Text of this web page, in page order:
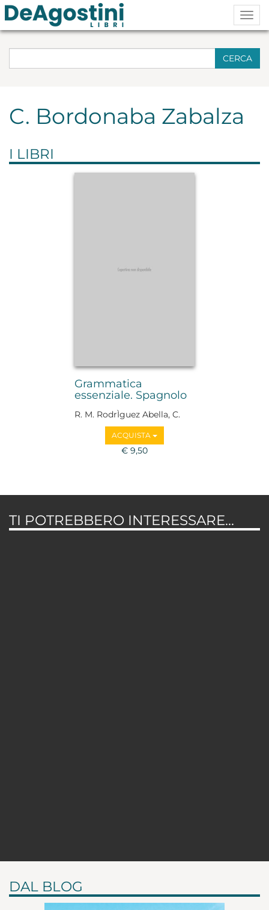
CERCA
C. Bordonaba Zabalza
I LIBRI
Grammatica
essenziale. Spagnolo
R. M. RodrÌguez Abella, C.
Bordonaba Zabalza
ACQUISTA
€ 9,50
TI POTREBBERO INTERESSARE...
DAL BLOG